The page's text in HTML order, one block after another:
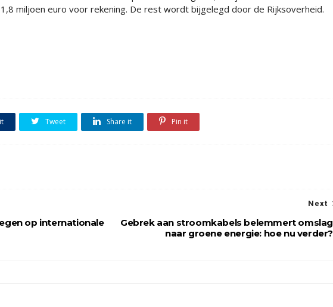
miljoen euro voor rekening. De rest wordt bijgelegd door de Rijksoverheid.
Tweet Share it Pin it
Next
Gebrek aan stroomkabels belemmert omslag
naar groene energie: hoe nu verder?
op internationale